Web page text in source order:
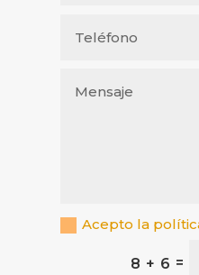
Acepto la
8 + 6 =